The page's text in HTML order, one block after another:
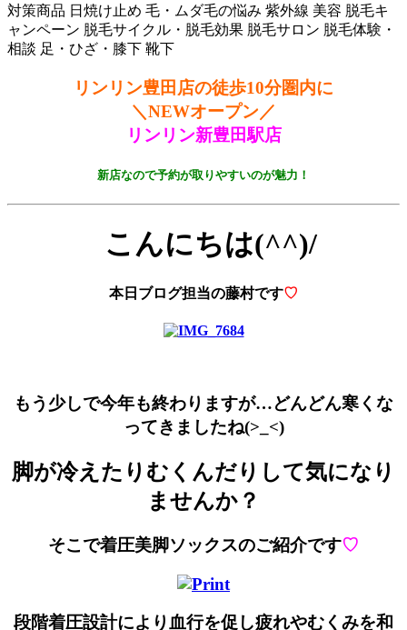
対策商品 日焼け止め 毛・ムダ毛の悩み 紫外線 美容 脱毛キ
ャンペーン 脱毛サイクル・脱毛効果 脱毛サロン 脱毛体験・
相談 足・ひざ・膝下 靴下
リンリン豊田店の徒歩10分圏内に
＼NEWオープン／
リンリン新豊田駅店
新店なので予約が取りやすいのが魅力！
こんにちは(^^)/
本日ブログ担当の藤村です♡
もう少しで今年も終わりますが…どんどん寒くな
ってきましたね(>_<)
脚が冷えたりむくんだりして気になり
ませんか？
そこで着圧美脚ソックスのご紹介です♡
段階着圧設計により血行を促し疲れやむくみを和